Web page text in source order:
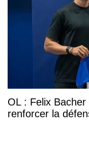
OL : Felix Bacher
renforcer la